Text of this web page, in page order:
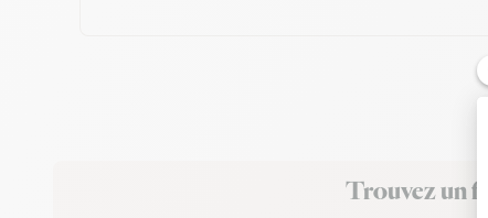
Trouvez un